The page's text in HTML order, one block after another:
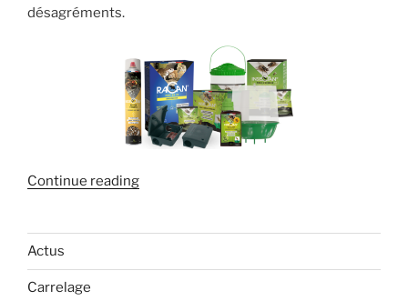
désagréments.
Continue reading« Comment
nuisibles
Actus
Carrelage